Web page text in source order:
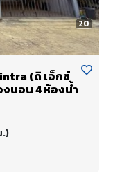
20
(ดิ เอ็กซ์
นอน 4 ห้องน้ำ
.)